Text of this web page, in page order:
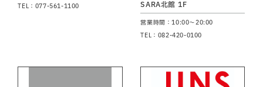
TEL：077-561-1100 SARA北館 1F
営業時間：10:00～20:00
TEL：082-420-0100